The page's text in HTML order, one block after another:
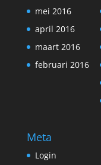
mei 2016
april 2016
maart 2016
februari 2016
Meta
Login